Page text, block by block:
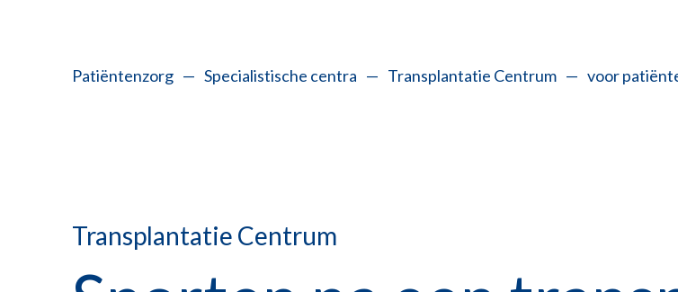
Patiëntenzorg — Specialistische centra — Transplantatie Centrum — voor
Transplantatie Centrum